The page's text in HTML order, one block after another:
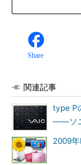
Share
関連記事
type P
――ソ
2009